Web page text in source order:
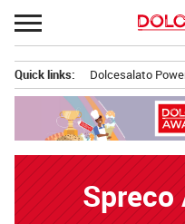
Passa
al
principale
Quick links: Dolcesalato
Spreco